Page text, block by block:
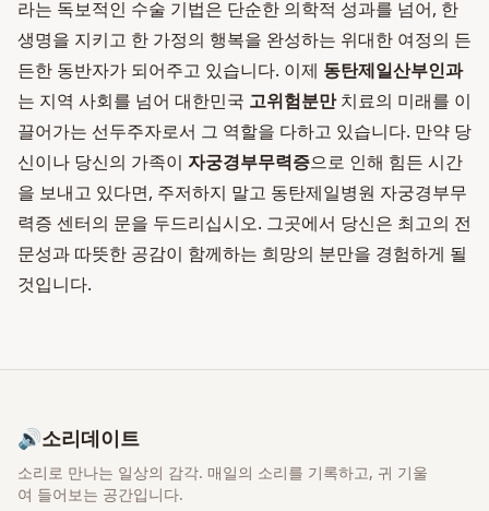
라는 독보적인 수술 기법은 단순한 의학적 성과를 넘어, 한
생명을 지키고 한 가정의 행복을 완성하는 위대한 여정의 든
든한 동반자가 되어주고 있습니다. 이제 동탄제일산부인과
는 지역 사회를 넘어 대한민국 고위험분만치료의 미래를 이
끌어가는 선두주자로서 그 역할을 다하고 있습니다. 만약 당
신이나 당신의 가족이 자궁경부무력증으로 인해 힘든 시간
을 보내고 있다면, 주저하지 말고 동탄제일병원 자궁경부무
력증 센터의 문을 두드리십시오. 그곳에서 당신은 최고의 전
문성과 따뜻한 공감이 함께하는 희망의 분만을 경험하게 될
것입니다.
🔊소리데이트
소리로 만나는 일상의 감각. 매일의 소리를 기록하고, 귀 기울
여 들어보는 공간입니다.